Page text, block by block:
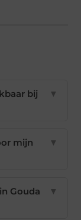
bij
▼
mijn
▼
Gouda
▼